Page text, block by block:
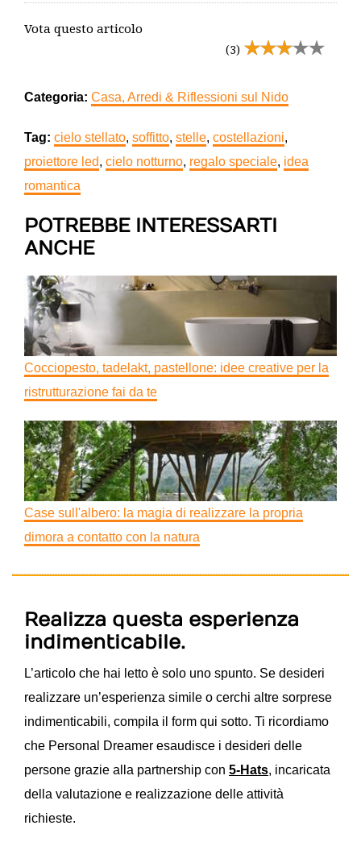
Vota questo articolo
(3)
Categoria: Casa, Arredi & Riflessioni sul Nido
Tag: cielo stellato, soffitto, stelle, costellazioni,
proiettore led, cielo notturno, regalo speciale, idea
romantica
POTREBBE INTERESSARTI
ANCHE
Cocciopesto, tadelakt, pastellone: idee creative per la
ristrutturazione fai da te
Case sull'albero: la magia di realizzare la propria
dimora a contatto con la natura
Realizza questa esperienza
indimenticabile.
L’articolo che hai letto è solo uno spunto. Se desideri
realizzare un’esperienza simile o cerchi altre sorprese
indimenticabili, compila il form qui sotto. Ti ricordiamo
che Personal Dreamer esaudisce i desideri delle
persone grazie alla partnership con 5-Hats, incaricata
della valutazione e realizzazione delle attività
richieste.